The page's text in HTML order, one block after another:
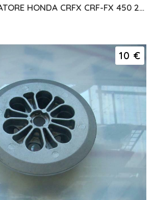
ACCENSIONE STATORE HONDA CRFX CRF-FX 450 2005/06 INIEZIONE
10 €